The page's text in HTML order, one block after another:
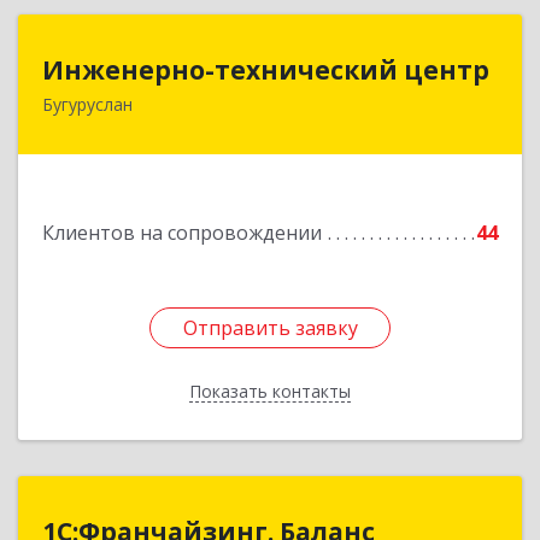
Инженерно-технический центр
Бугуруслан
Клиентов на сопровождении 44
Отправить заявку
Показать контакты
Инженерно-технический центр
461633, Оренбургская обл, Бугуруслан г,
Отправить заявку
Назад
1С:Франчайзинг. Баланс
1С:Франчайзинг. Баланс